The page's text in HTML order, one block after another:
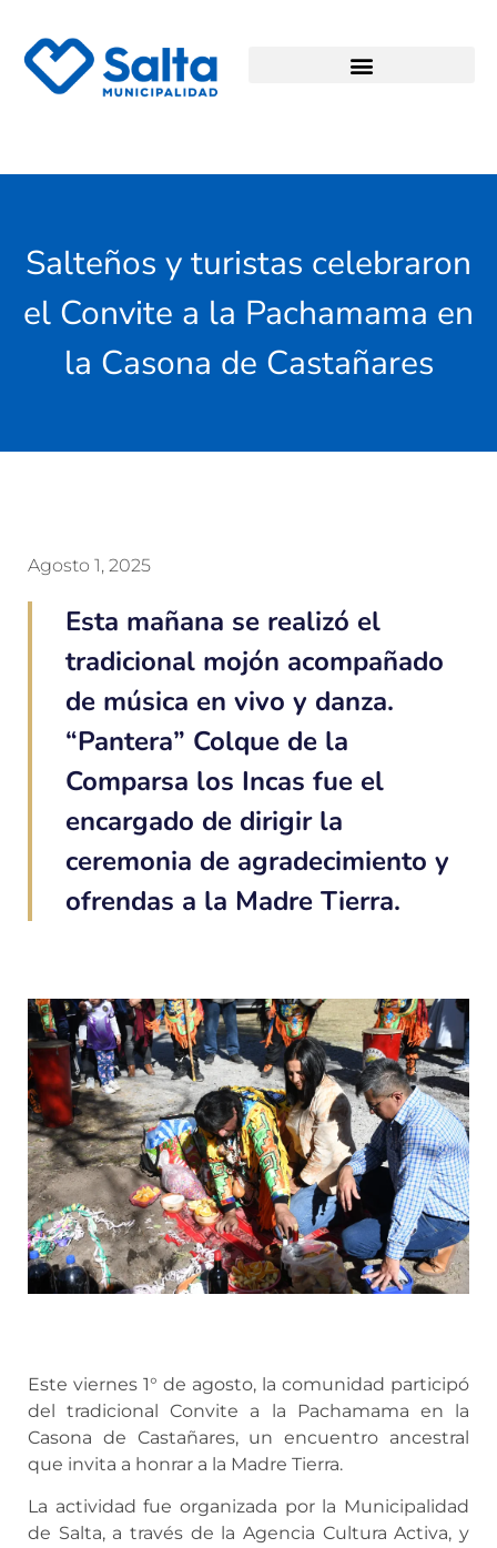
Salteños y turistas celebraron
el Convite a la Pachamama en
la Casona de Castañares
Agosto 1, 2025
Esta mañana se realizó el
tradicional mojón acompañado
de música en vivo y danza.
“Pantera” Colque de la
Comparsa los Incas fue el
encargado de dirigir la
ceremonia de agradecimiento y
ofrendas a la Madre Tierra.
Este viernes 1° de agosto, la comunidad participó
del tradicional Convite a la Pachamama en la
Casona de Castañares, un encuentro ancestral
que invita a honrar a la Madre Tierra.
La actividad fue organizada por la Municipalidad
de Salta, a través de la Agencia Cultura Activa, y